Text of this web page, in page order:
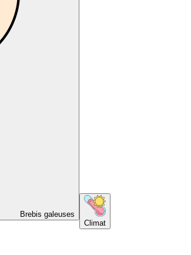
Brebis galeuses
Climat